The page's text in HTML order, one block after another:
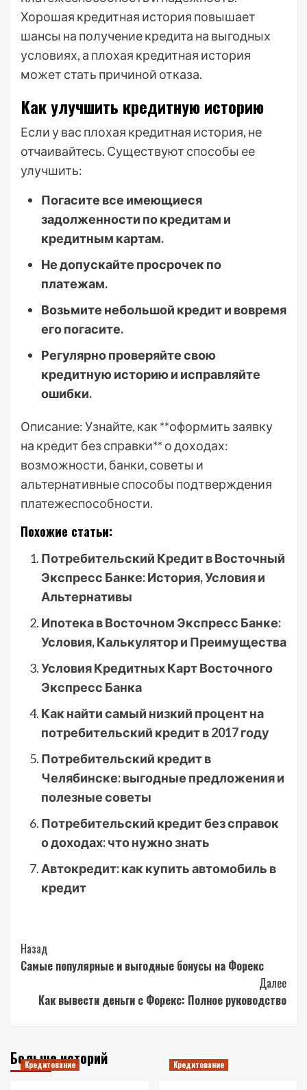
Хорошая кредитная история повышает
шансы на получение кредита на выгодных
условиях, а плохая кредитная история
может стать причиной отказа.
Как улучшить кредитную историю
Если у вас плохая кредитная история, не
отчаивайтесь. Существуют способы ее
улучшить:
Погасите все имеющиеся
задолженности по кредитам и
кредитным картам.
Не допускайте просрочек по
платежам.
Возьмите небольшой кредит и вовремя
его погасите.
Регулярно проверяйте свою
кредитную историю и исправляйте
ошибки.
Описание: Узнайте, как **оформить заявку
на кредит без справки** о доходах:
возможности, банки, советы и
альтернативные способы подтверждения
платежеспособности.
Похожие статьи:
Потребительский Кредит в Восточный
Экспресс Банке: История, Условия и
Альтернативы
Ипотека в Восточном Экспресс Банке:
Условия, Калькулятор и Преимущества
Условия Кредитных Карт Восточного
Экспресс Банка
Как найти самый низкий процент на
потребительский кредит в 2017 году
Потребительский кредит в
Челябинске: выгодные предложения и
полезные советы
Потребительский кредит без справок
о доходах: что нужно знать
Автокредит: как купить автомобиль в
кредит
Post
Navigation
Назад
Самые популярные и выгодные бонусы на Форекс
Далее
Как вывести деньги с Форекс: Полное руководство
Больше историй
Кредитование Кредитование